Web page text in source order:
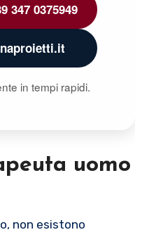
347 0375949
in tempi rapidi.
uomo
non esistono